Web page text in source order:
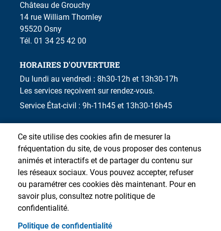
Château de Grouchy
14 rue William Thornley
95520 Osny
Tél. 01 34 25 42 00
HORAIRES D'OUVERTURE
Du lundi au vendredi : 8h30-12h et 13h30-17h
Les services reçoivent sur rendez-vous.
Service État-civil : 9h-11h45 et 13h30-16h45
Ce site utilise des cookies afin de mesurer la
fréquentation du site, de vous proposer des contenus
animés et interactifs et de partager du contenu sur
les réseaux sociaux. Vous pouvez accepter, refuser
ou paramétrer ces cookies dès maintenant. Pour en
savoir plus, consultez notre politique de
confidentialité.
Politique de confidentialité